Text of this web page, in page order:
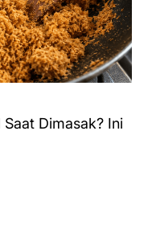
Dimasak? Ini